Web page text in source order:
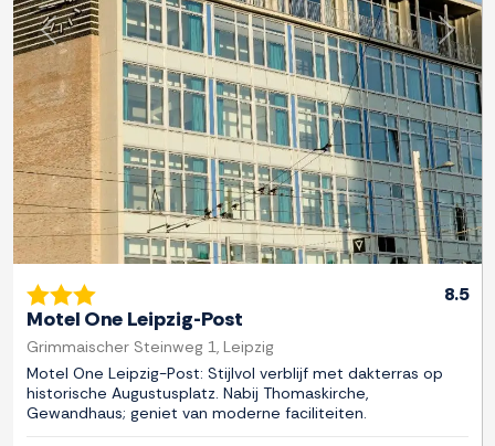
Previous Next
8.5
Motel One Leipzig-Post
Grimmaischer Steinweg 1, Leipzig
Motel One Leipzig-Post: Stijlvol verblijf met dakterras op
historische Augustusplatz. Nabij Thomaskirche,
Gewandhaus; geniet van moderne faciliteiten.